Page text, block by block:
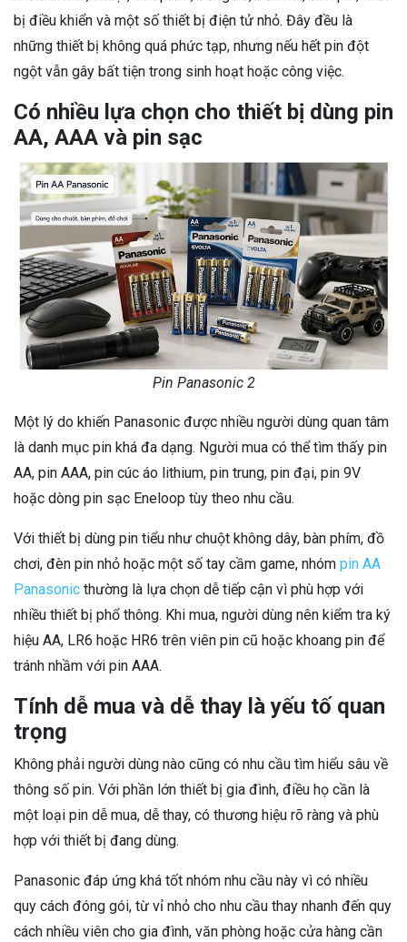
bị điều khiển và một số thiết bị điện tử nhỏ. Đây đều là
những thiết bị không quá phức tạp, nhưng nếu hết pin đột
ngột vẫn gây bất tiện trong sinh hoạt hoặc công việc.
Có nhiều lựa chọn cho thiết bị dùng pin
AA, AAA và pin sạc
Pin Panasonic 2
Một lý do khiến Panasonic được nhiều người dùng quan tâm
là danh mục pin khá đa dạng. Người mua có thể tìm thấy pin
AA, pin AAA, pin cúc áo lithium, pin trung, pin đại, pin 9V
hoặc dòng pin sạc Eneloop tùy theo nhu cầu.
Với thiết bị dùng pin tiểu như chuột không dây, bàn phím, đồ
chơi, đèn pin nhỏ hoặc một số tay cầm game, nhóm pin AA
Panasonic thường là lựa chọn dễ tiếp cận vì phù hợp với
nhiều thiết bị phổ thông. Khi mua, người dùng nên kiểm tra ký
hiệu AA, LR6 hoặc HR6 trên viên pin cũ hoặc khoang pin để
tránh nhầm với pin AAA.
Tính dễ mua và dễ thay là yếu tố quan
trọng
Không phải người dùng nào cũng có nhu cầu tìm hiểu sâu về
thông số pin. Với phần lớn thiết bị gia đình, điều họ cần là
một loại pin dễ mua, dễ thay, có thương hiệu rõ ràng và phù
hợp với thiết bị đang dùng.
Panasonic đáp ứng khá tốt nhóm nhu cầu này vì có nhiều
quy cách đóng gói, từ vỉ nhỏ cho nhu cầu thay nhanh đến quy
cách nhiều viên cho gia đình, văn phòng hoặc cửa hàng cần